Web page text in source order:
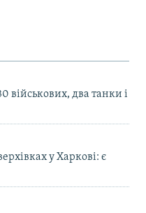
військових, два танки і
у Харкові: є